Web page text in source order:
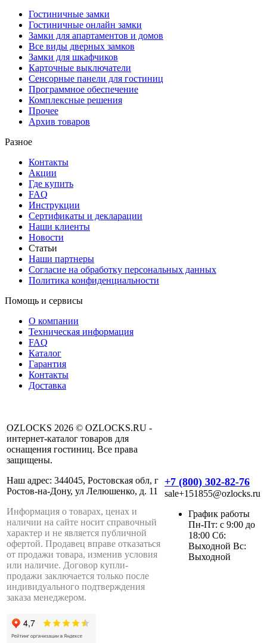
Гостиничные замки
Гостиничные онлайн замки
Замки для апартаментов и домов
Все виды дверных замков
Замки для шкафчиков
Карточные выключатели
Сенсорные панели для гостиниц
Программное обеспечение
Комплексные решения
Прочее
Архив товаров
Разное
Контакты
Акции
Где купить
FAQ
Инструкции
Сертификаты и декларации
Наши клиенты
Новости
Статьи
Наши партнеры
Согласие на обработку персональных данных
Политика конфиденциальности
Помощь и сервисы
О компании
Техническая информация
FAQ
Каталог
Гарантия
Контакты
Доставка
OZLOCKS 2026 © OZLOCKS.RU -
интернет-каталог товаров для
оснащения гостиниц. Все права
защищены.
Наш адрес: 344045, Ростовская обл, г
Ростов-на-Дону, ул Лелюшенко, д. 11
Информация о товарах, ценах и
наличии на сайте носит справочный
характер и не является публичной
офертой. Продавец вправе отказаться
от продажи товара, изменив условия
или наличие. Договор купли-
продажи заключается только после
индивидуального подтверждения
заказа менеджером.
+7 (800) 302-82-76
sale+151855@ozlocks.ru
График работы
Пн-Пт: с 9:00 до
18:00 Сб:
Выходной Вс:
Выходной